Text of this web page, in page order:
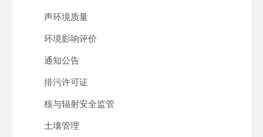
声环境质量
环境影响评价
通知公告
排污许可证
核与辐射安全监管
土壤管理